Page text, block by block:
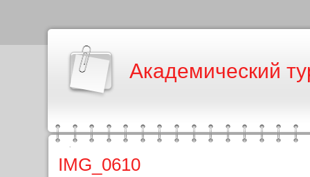
Академический
IMG_0610